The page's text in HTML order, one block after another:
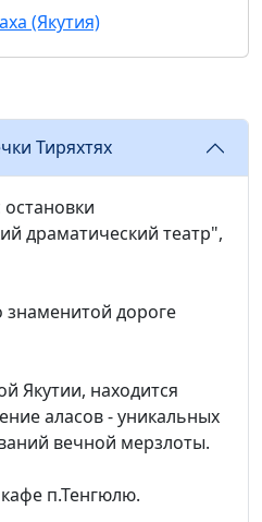
(Якутия)
Тиряхтях
драматический театр",
дороге
Якутии, находится
аласов - уникальных
вечной мерзлоты.
п.Тенгюлю.